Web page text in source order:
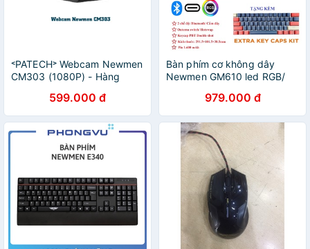
˂PATECH˃ Webcam Newmen
CM303 (1080P) - Hàng
599.000 đ
Bàn phím cơ không dây
Newmen GM610 led RGB/
rời - Hàng chính hãng
979.000 đ